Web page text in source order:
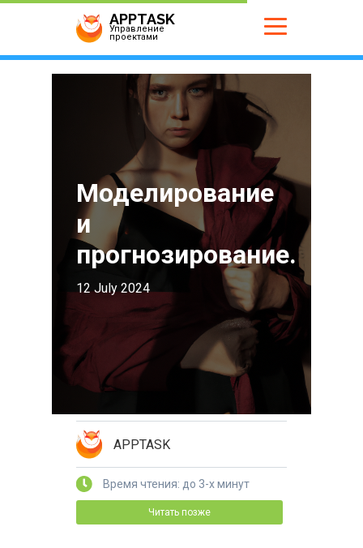
APPTASK
Управление
проектами
Моделирование
и
прогнозирование.
12 July 2024
APPTASK
Время чтения: до 3-х минут
Читать позже